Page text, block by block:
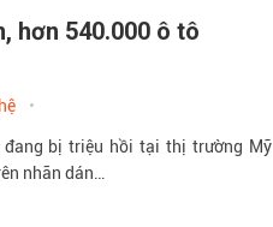
hơn 540.000 ô tô
đang bị triệu hồi tại thị trường Mỹ
nhãn dán…